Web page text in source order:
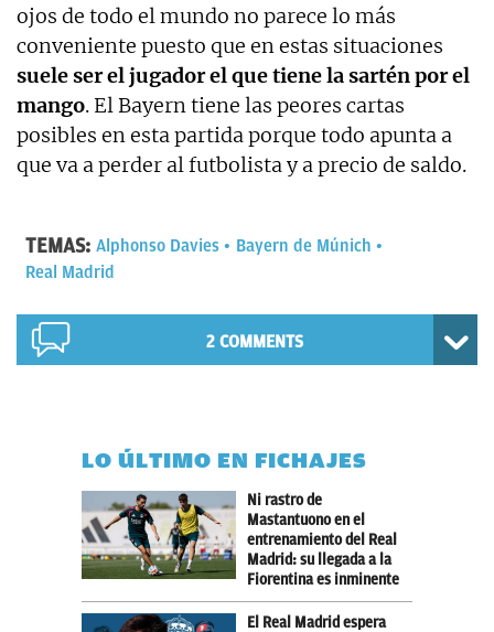
ojos de todo el mundo no parece lo más
conveniente puesto que en estas situaciones
suele ser el jugador el que tiene la sartén por el
mango. El Bayern tiene las peores cartas
posibles en esta partida porque todo apunta a
que va a perder al futbolista y a precio de saldo.
TEMAS: Alphonso Davies
Bayern de Múnich
Real Madrid
2 COMMENTS
LO ÚLTIMO EN FICHAJES
Ni rastro de
Mastantuono en el
entrenamiento del Real
Madrid: su llegada a la
Fiorentina es inminente
El Real Madrid espera